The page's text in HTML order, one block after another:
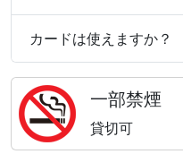
カードは使えますか？
一部禁煙
貸切可